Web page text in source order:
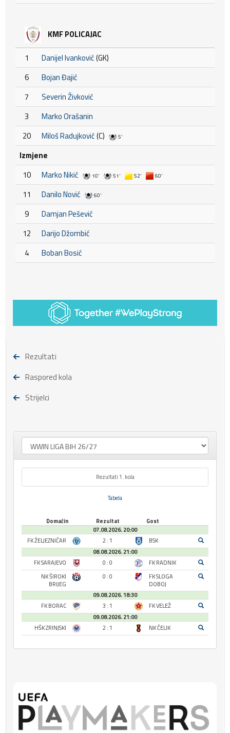
KMF POLICAJAC
1 Danijel Ivanković(GK)
6
Bojan Đajić
7
Severin Živković
3
Marko Orašanin
20
Miloš Radujković(C) 5'
Izmjene
10
Marko Nikić 10' 51' 52' 60'
11 Danilo Nović 60'
9
Damjan Pešević
12
Darijo Džombić
4
Boban Bosić
Rezultati
Raspored kola
Strijelci
Rezultati 1. kola
Tabela
Domaćin Rezultat
Gost
07.08.2026. 20:00
FK ŽELJEZNIČAR
2 : 1
BSK
08.08.2026. 21:00
FK SARAJEVO
0 : 0
FK RADNIK
NK ŠIROKI
BRIJEG
0 : 0
FK SLOGA
DOBOJ
09.08.2026. 18:30
FK BORAC
3 : 1
FK VELEŽ
09.08.2026. 21:00
HŠK ZRINJSKI
2 : 1 NK ČELIK